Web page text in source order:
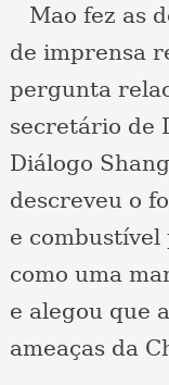
Mao fez as
de imprensa
pergunta
secretário de
Diálogo
descreveu o
e combustível
como uma
e alegou que
ameaças da